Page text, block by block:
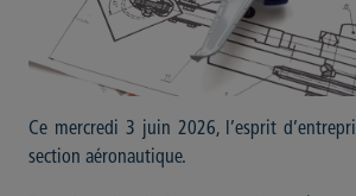
Ce mercredi 3 juin 2026, l’esprit
section aéronautique.